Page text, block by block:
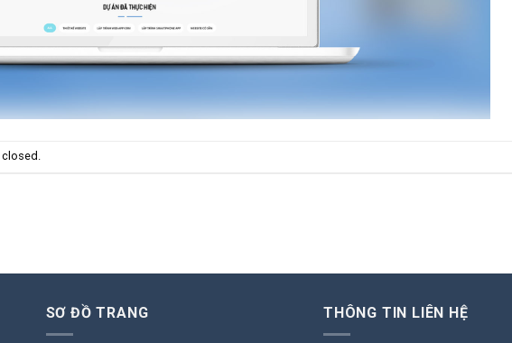
SƠ ĐỒ TRANG THÔNG TIN LIÊN HỆ